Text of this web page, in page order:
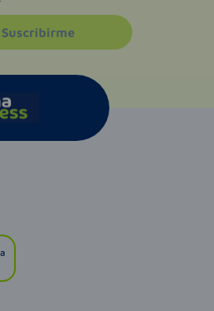
Suscribirme